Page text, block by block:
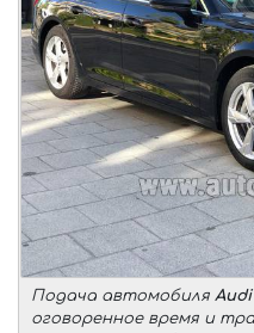
Подача автомобиля Audi
оговоренное время и